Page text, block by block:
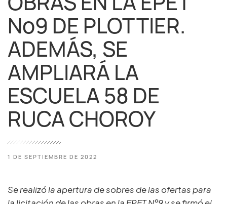
Nº9 DE PLOTTIER.
ADEMÁS, SE
AMPLIARÁ LA
ESCUELA 58 DE
RUCA CHOROY
1 DE SEPTIEMBRE DE 2022
Se realizó la apertura de sobres de las ofertas para